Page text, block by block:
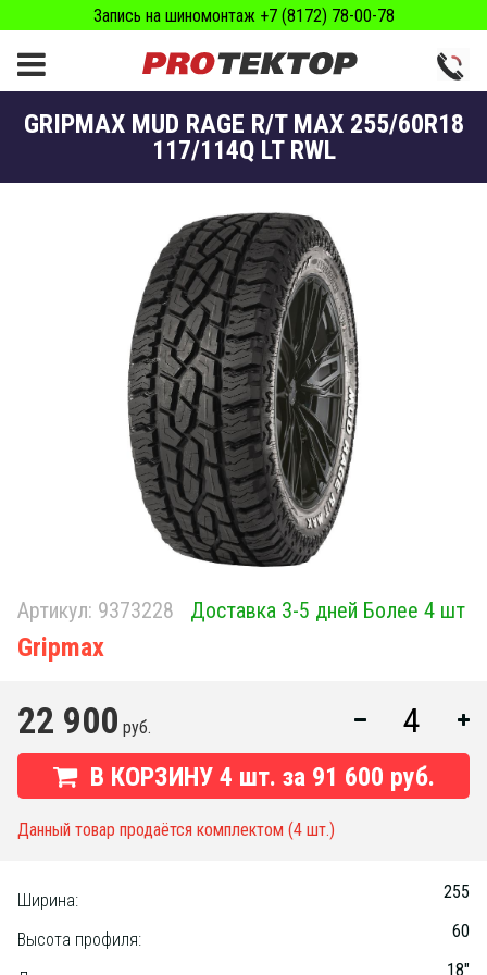
Запись на шиномонтаж +7 (8172) 78-00-78
GRIPMAX MUD RAGE R/T MAX 255/60R18
117/114Q LT RWL
Артикул: 9373228 Доставка 3-5 дней Более 4 шт
Gripmax
22 900 руб.
В КОРЗИНУ 4 шт. за 91 600 руб.
Данный товар продаётся комплектом (4 шт.)
Ширина: 255
Высота профиля: 60
18"